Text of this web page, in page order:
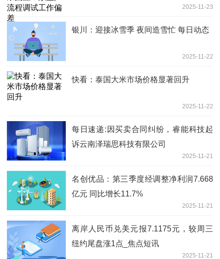
2025-11-23
银川：迎接冰雪季 夜间造雪忙 每日动态
2025-11-22
快看：泰国大米市场价格显著回升
2025-11-22
每日速递:因买卖合同纠纷，睿能科技起
诉云南泽瑞思科技有限公司
2025-11-21
名创优品：第三季度经调整净利润7.668
亿元 同比增长11.7%
2025-11-21
离岸人民币兑美元报7.1175元，较周三
纽约尾盘涨1点_焦点短讯
2025-11-21